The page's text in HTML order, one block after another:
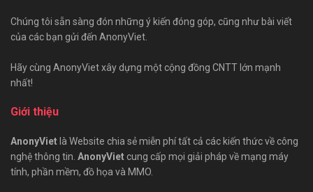
Chúng tôi sẵn sàng đón những ý kiến đóng góp, cũng như bài viết
của các bạn gửi đến AnonyViet.
Hãy cùng AnonyViet xây dựng một cộng đồng CNTT lớn mạnh
nhất!
Giới thiệu
AnonyViet là Website chia sẻ miễn phí tất cả các kiến thức về công
nghệ thông tin. AnonyViet cung cấp mọi giải pháp về mạng máy
tính, phần mềm, đồ họa và MMO.